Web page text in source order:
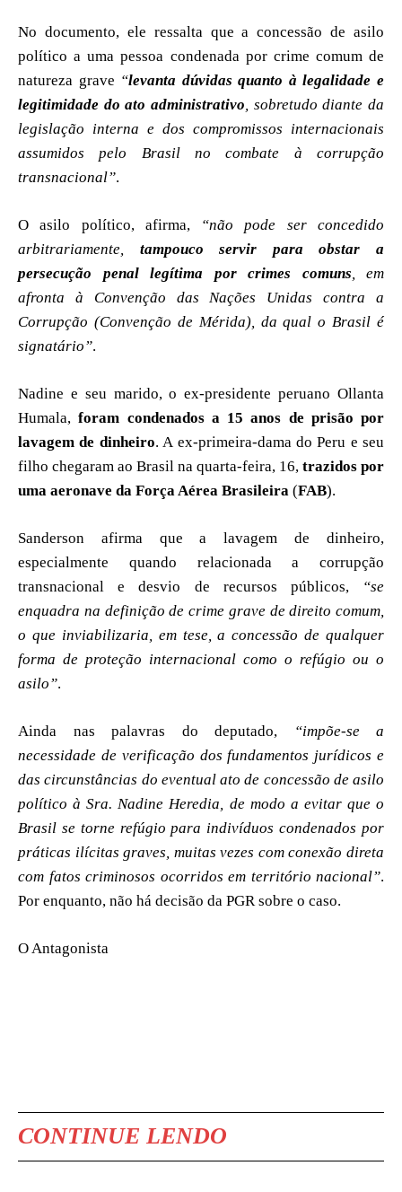
No documento, ele ressalta que a concessão de asilo
político a uma pessoa condenada por crime comum de
natureza grave “levanta dúvidas quanto à legalidade e
legitimidade do ato administrativo , sobretudo diante da
legislação interna e dos compromissos internacionais
assumidos pelo Brasil no combate à corrupção
transnacional”.
O asilo político, afirma, “não pode ser concedido
arbitrariamente, tampouco servir para obstar a
persecução penal legítima por crimes comuns , em
afronta à Convenção das Nações Unidas contra a
Corrupção (Convenção de Mérida), da qual o Brasil é
signatário”.
Nadine e seu marido, o ex-presidente peruano Ollanta
Humala,foram condenados a 15 anos de prisão por
lavagem de dinheiro. A ex-primeira-dama do Peru e seu
filho chegaram ao Brasil na quarta-feira, 16, trazidos por
uma aeronave da Força Aérea Brasileira (FAB).
Sanderson afirma que a lavagem de dinheiro,
especialmente quando relacionada a corrupção
transnacional e desvio de recursos públicos,
“se
enquadra na definição de crime grave de direito comum,
o que inviabilizaria, em tese, a concessão de qualquer
forma de proteção internacional como o refúgio ou o
asilo”.
Ainda nas palavras do deputado,
“impõe-se a
necessidade de verificação dos fundamentos jurídicos e
das circunstâncias do eventual ato de concessão de asilo
político à Sra. Nadine Heredia, de modo a evitar que o
Brasil se torne refúgio para indivíduos condenados por
práticas ilícitas graves, muitas vezes com conexão direta
com fatos criminosos ocorridos em território nacional”.
Por enquanto, não há decisão da PGR sobre o caso.
O Antagonista
CONTINUE LENDO